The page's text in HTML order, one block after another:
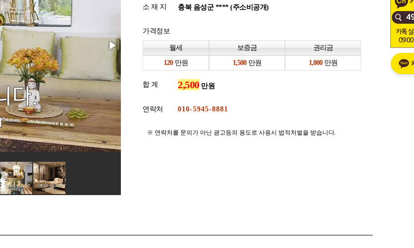
소 재 지 충북 음성군 **** (주소비공개)
가격정보
월세 보증금
권리금
만원
만원 만원
합 계 만원
연락처
※ 연락처를 문의가 아닌 광고등의 용도로 사용시 법적처벌을 받습니다.